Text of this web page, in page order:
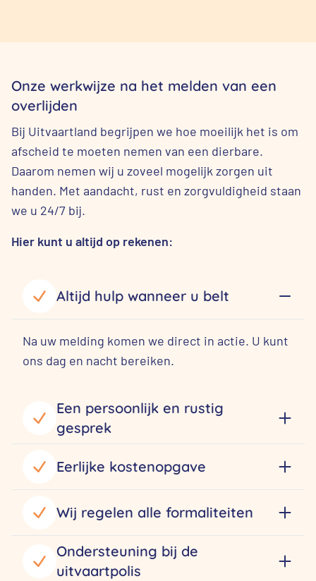
Onze werkwijze na het melden van een
overlijden
Bij Uitvaartland begrijpen we hoe moeilijk het is om
afscheid te moeten nemen van een dierbare.
Daarom nemen wij u zoveel mogelijk zorgen uit
handen. Met aandacht, rust en zorgvuldigheid staan
we u 24/7 bij.
Hier kunt u altijd op rekenen:
Altijd hulp wanneer u belt
Na uw melding komen we direct in actie. U kunt
ons dag en nacht bereiken.
Een persoonlijk en rustig
gesprek
Eerlijke kostenopgave
Wij regelen alle formaliteiten
Ondersteuning bij de
uitvaartpolis